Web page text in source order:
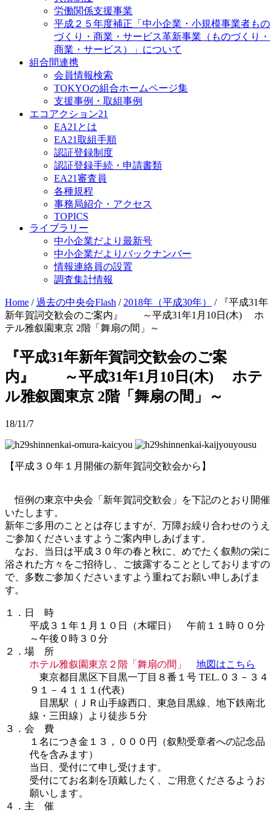
労働関係支援事業
平成２５年度補正「中小企業・小規模事業者もの
づくり・商業・サービス革新事業（ものづくり・
商業・サービス）」について
組合間連携
会員情報検索
TOKYOの組合ホームページ集
支援事例・取組事例
エコアクション21
EA21とは
EA21取組手順
認証登録制度
認証登録手続・申請書類
EA21審査員
各種規程
事務局紹介・アクセス
TOPICS
ライブラリー
中小企業だより最新号
中小企業だよりバックナンバー
情報連絡員の設置
調査集計情報
Home /過去の中央会Flash / 2018年（平成30年） /
『平成31年
新年賀詞交歓会のご案内』 ～平成31年1月10日(木) ホ
テル雅叙園東京 2階「舞扇の間」～
『平成31年新年賀詞交歓会のご案
内』 ～平成31年1月10日(木) ホテ
ル雅叙園東京 2階「舞扇の間」～
18/11/7
【平成３０年１月開催の新年賀詞交歓会から】
恒例の東京中央会「新年賀詞交歓会」を下記のとおり開催
いたします。
新年ご多用のこととは存じますが、万障お繰り合わせのうえ
ご参加くださいますようご案内申しあげます。
なお、当日は平成３０年の春と秋に、めでたく叙勲の栄に
浴された方々をご招待し、ご披露することとしておりますの
で、多数ご参加くださいますよう重ねてお願い申しあげま
す。
１．日 時
平成３１年１月１０日（木曜日） 午前１１時００分
～午後０時３０分
２．場 所
ホテル雅叙園東京２階「舞扇の間」
地図はこちら
東京都目黒区下目黒一丁目８番１号 TEL.０３－３４
９１－４１１１(代表)
目黒駅（ＪＲ山手線西口、東急目黒線、地下鉄南北
線・三田線）より徒歩５分
３．会 費
１名につき金１３，０００円（叙勲受章者への記念品
代を含みます）
当日、受付にて申し受けます。
受付にてお名刺を頂戴したく、ご用意くださるようお
願いします。
４．主 催